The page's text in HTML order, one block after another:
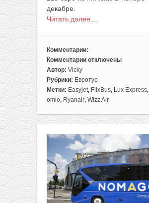
декабре.
Читать далее…
Комментарии:
Комментарии
к
записи
Евротур
по
8
Европы
одной
поездке
из
Минска
всего
отключены
Автор: Vicky
Рубрики: Евротур
Метки: Easyjet, FlixBus, Lux Express,
omio, Ryanair, Wizz Air